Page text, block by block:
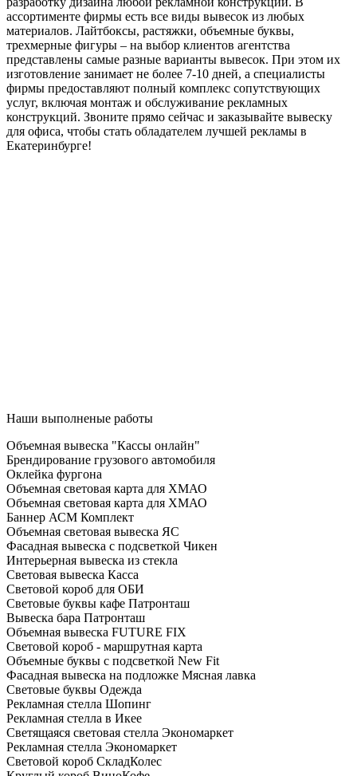
ассортименте фирмы есть все виды вывесок из любых
материалов. Лайтбоксы, растяжки, объемные буквы,
трехмерные фигуры – на выбор клиентов агентства
представлены самые разные варианты вывесок. При этом их
изготовление занимает не более 7-10 дней, а специалисты
фирмы предоставляют полный комплекс сопутствующих
услуг, включая монтаж и обслуживание рекламных
конструкций. Звоните прямо сейчас и заказывайте вывеску
для офиса, чтобы стать обладателем лучшей рекламы в
Екатеринбурге!
Наши выполненые работы
Объемная вывеска "Кассы онлайн"
Брендирование грузового автомобиля
Оклейка фургона
Объемная световая карта для ХМАО
Объемная световая карта для ХМАО
Баннер АСМ Комплект
Объемная световая вывеска ЯС
Фасадная вывеска с подсветкой Чикен
Интерьерная вывеска из стекла
Световая вывеска Касса
Световой короб для ОБИ
Световые буквы кафе Патронташ
Вывеска бара Патронташ
Объемная вывеска FUTURE FIX
Световой короб - маршрутная карта
Объемные буквы с подсветкой New Fit
Фасадная вывеска на подложке Мясная лавка
Световые буквы Одежда
Рекламная стелла Шопинг
Рекламная стелла в Икее
Светящаяся световая стелла Экономаркет
Рекламная стелла Экономаркет
Световой короб СкладКолес